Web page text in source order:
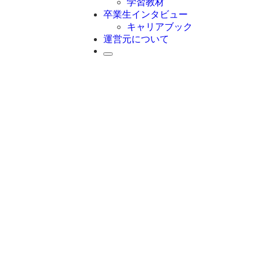
学習教材
卒業生インタビュー
キャリアブック
運営元について